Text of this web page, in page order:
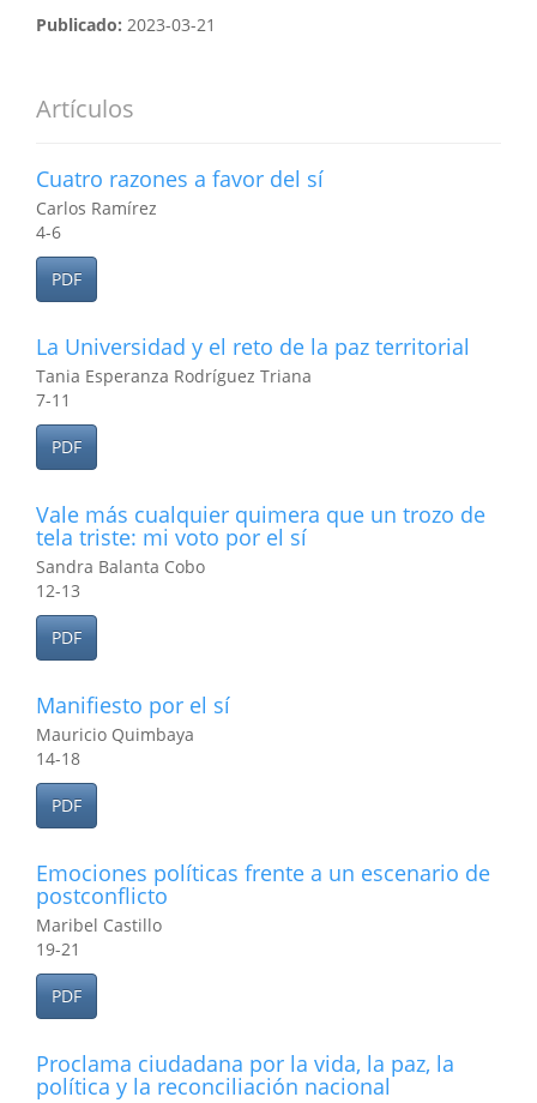
Publicado: 2023-03-21
Artículos
Cuatro razones a favor del sí
Carlos Ramírez
4-6
PDF
La Universidad y el reto de la paz territorial
Tania Esperanza Rodríguez Triana
7-11
PDF
Vale más cualquier quimera que un trozo de
tela triste: mi voto por el sí
Sandra Balanta Cobo
12-13
PDF
Manifiesto por el sí
Mauricio Quimbaya
14-18
PDF
Emociones políticas frente a un escenario de
postconflicto
Maribel Castillo
19-21
PDF
Proclama ciudadana por la vida, la paz, la
política y la reconciliación nacional